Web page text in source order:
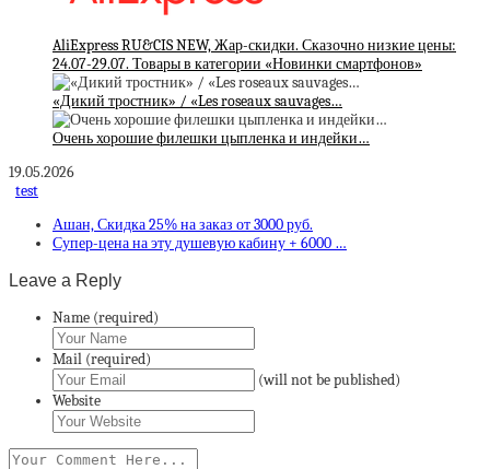
AliExpress RU&CIS NEW, Жар-скидки. Сказочно низкие цены:
24.07-29.07. Товары в категории «Новинки смартфонов»
«Дикий тростник» / «Les roseaux sauvages…
Очень хорошие филешки цыпленка и индейки…
19.05.2026
test
Ашан, Скидка 25% на заказ от 3000 руб.
Супер-цена на эту душевую кабину + 6000 …
Leave a Reply
Name (required)
Mail (required)
(will not be published)
Website